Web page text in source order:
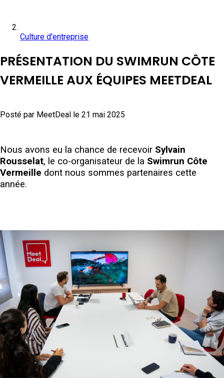
Culture d'entreprise
PRÉSENTATION DU SWIMRUN CÔTE
VERMEILLE AUX ÉQUIPES MEETDEAL
Posté par MeetDeal le 21 mai 2025
Nous avons eu la chance de recevoir Sylvain
Rousselat, le co-organisateur de la Swimrun Côte
Vermeille dont nous sommes partenaires cette
année.